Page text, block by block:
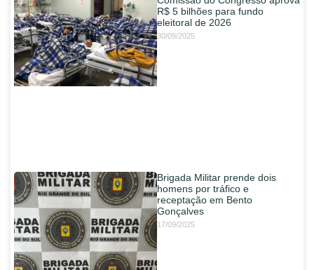
R$ 5 bilhões para fundo
eleitoral de 2026
30/09/2025
Brigada Militar prende dois
homens por tráfico e
receptação em Bento
Gonçalves
17/09/2025